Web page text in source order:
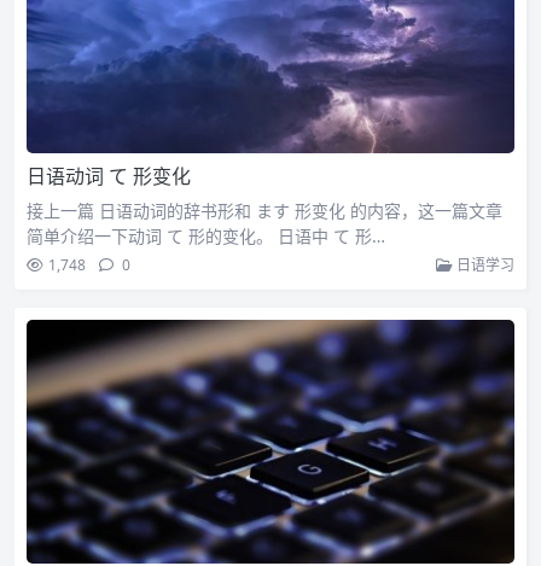
日语动词 て 形变化
接上一篇 日语动词的辞书形和 ます 形变化 的内容，这一篇文章
简单介绍一下动词 て 形的变化。 日语中 て 形…
1,748 0 日语学习